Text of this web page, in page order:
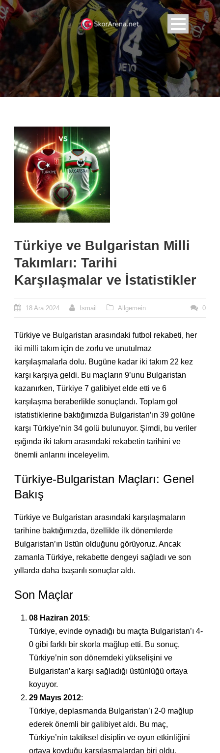
Türkiye ve Bulgaristan Milli
Takımları: Tarihi
Karşılaşmalar ve İstatistikler
18 Ara 2024 Ismail Allgemein 0
Türkiye ve Bulgaristan arasındaki futbol rekabeti, her
iki milli takım için de zorlu ve unutulmaz
karşılaşmalarla dolu. Bugüne kadar iki takım 22 kez
karşı karşıya geldi. Bu maçların 9’unu Bulgaristan
kazanırken, Türkiye 7 galibiyet elde etti ve 6
karşılaşma beraberlikle sonuçlandı. Toplam gol
istatistiklerine baktığımızda Bulgaristan’ın 39 golüne
karşı Türkiye’nin 34 golü bulunuyor. Şimdi, bu veriler
ışığında iki takım arasındaki rekabetin tarihini ve
önemli anlarını inceleyelim.
Türkiye-Bulgaristan Maçları: Genel
Bakış
Türkiye ve Bulgaristan arasındaki karşılaşmaların
tarihine baktığımızda, özellikle ilk dönemlerde
Bulgaristan’ın üstün olduğunu görüyoruz. Ancak
zamanla Türkiye, rekabette dengeyi sağladı ve son
yıllarda daha başarılı sonuçlar aldı.
Son Maçlar
08 Haziran 2015:
Türkiye, evinde oynadığı bu maçta Bulgaristan’ı 4-
0 gibi farklı bir skorla mağlup etti. Bu sonuç,
Türkiye’nin son dönemdeki yükselişini ve
Bulgaristan’a karşı sağladığı üstünlüğü ortaya
koyuyor.
29 Mayıs 2012:
Türkiye, deplasmanda Bulgaristan’ı 2-0 mağlup
ederek önemli bir galibiyet aldı. Bu maç,
Türkiye’nin taktiksel disiplin ve oyun etkinliğini
ortaya koyduğu karşılaşmalardan biri oldu.